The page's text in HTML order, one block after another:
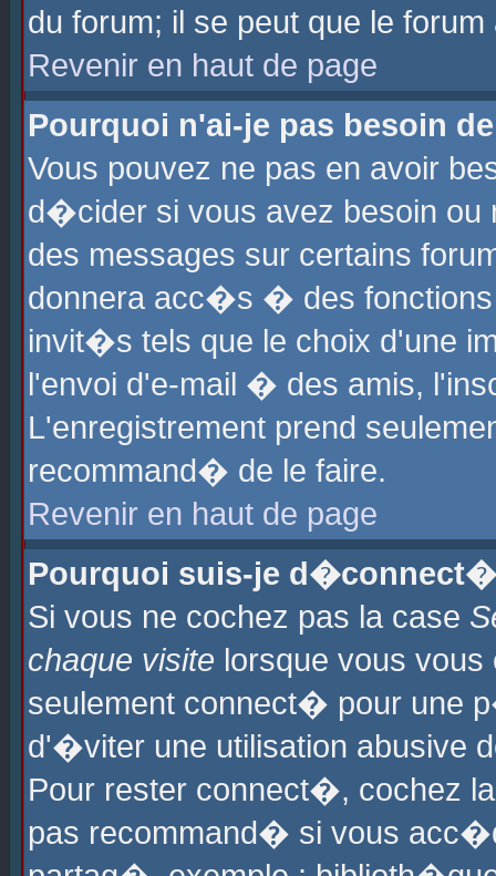
du forum; il se peut que le
Revenir en haut de page
Pourquoi n'ai-je pas besoin
Vous pouvez ne pas en avoir
d�cider si vous avez besoin ou
des messages sur certains
donnera acc�s � des fonctions
invit�s tels que le choix d'une
l'envoi d'e-mail � des amis,
L'enregistrement prend
recommand� de le faire.
Revenir en haut de page
Pourquoi suis-je
Si vous ne cochez pas la case
chaque visite lorsque vous
seulement connect� pour une
d'�viter une utilisation abusive
Pour rester connect�, cochez
pas recommand� si vous